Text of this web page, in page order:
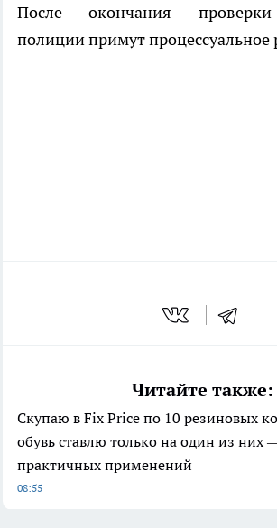
После окончания
полиции примут процессуальное
Читайте также:
Скупаю в Fix Price по 10 резиновых
обувь ставлю только на один из них
практичных применений
08:55